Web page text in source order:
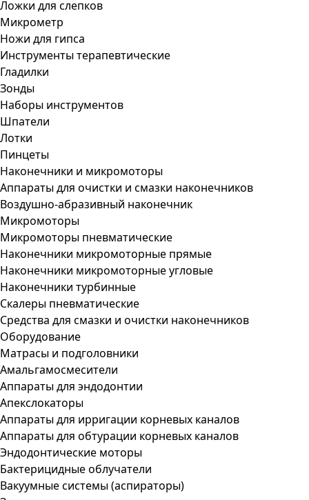
Ложки для слепков
Микрометр
Ножи для гипса
Инструменты терапевтические
Гладилки
Зонды
Наборы инструментов
Шпатели
Лотки
Пинцеты
Наконечники и микромоторы
Аппараты для очистки и смазки наконечников
Воздушно-абразивный наконечник
Микромоторы
Микромоторы пневматические
Наконечники микромоторные прямые
Наконечники микромоторные угловые
Наконечники турбинные
Скалеры пневматические
Средства для смазки и очистки наконечников
Оборудование
Матрасы и подголовники
Амальгамосмесители
Аппараты для эндодонтии
Апекслокаторы
Аппараты для ирригации корневых каналов
Аппараты для обтурации корневых каналов
Эндодонтические моторы
Бактерицидные облучатели
Вакуумные системы (аспираторы)